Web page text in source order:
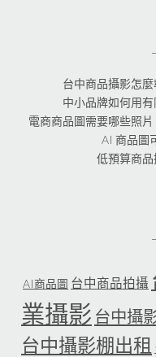
台中商品攝影怎
中小品牌如何用
電商商品圖需要哪些照
AI 商品圖
低預算商
AI商品圖 台中商品拍攝
業攝影 台中攝
台中攝影棚出租